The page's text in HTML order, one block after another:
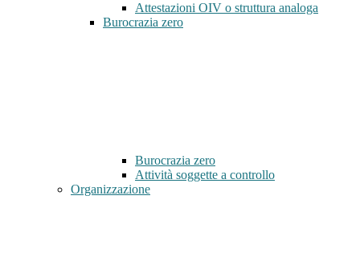
Attestazioni OIV o struttura analoga
Burocrazia zero
Burocrazia zero
Attività soggette a controllo
Organizzazione